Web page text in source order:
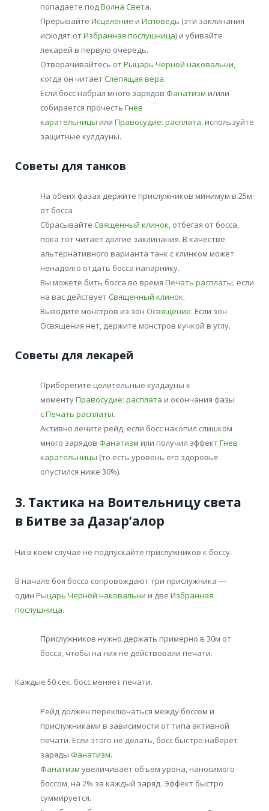
попадаете под Волна Света.
Прерывайте Исцеление и Исповедь (эти заклинания
исходят отИзбранная послушница) и убивайте
лекарей в первую очередь.
Отворачивайтесь отРыцарь Черной наковальни
когда он читаетСлепящая вера.
Если босс набрал много зарядов Фанатизм и/или
собирается прочесть Гнев
карательницы или Правосудие: расплата , используйте
защитные кулдауны.
Советы для танков
На обеих фазах держите прислужников минимум в 25м
от босса
Сбрасывайте Священный клинок, отбегая от босса,
пока тот читает долгие заклинания. В качестве
альтернативного варианта танк с клинком может
ненадолго отдать босса напарнику.
Вы можете бить босса во время Печать расплаты, если
на вас действуетСвященный клинок.
Выводите монстров из зон Освящение. Если зон
Освящения нет, держите монстров кучкой в углу.
Советы для лекарей
Приберегите целительные кулдауны к
моментуПравосудие: расплата и окончания фазы
сПечать расплаты.
Активно лечите рейд, если босс накопил слишком
много зарядов Фанатизм или получил эффектГнев
карательницы (то есть уровень его здоровья
опустился ниже 30%).
3. Тактика на Воительницу света
в Битве за Дазар’алор
Ни в коем случае не подпускайте прислужников к боссу.
В начале боя босса сопровождают три прислужника —
один Рыцарь Черной наковальни и две Избранная
послушница.
Прислужников нужно держать примерно в 30м от
босса, чтобы на них не действовали печати.
Каждые 50 сек. босс меняет печати.
Рейд должен переключаться между боссом и
прислужниками в зависимости от типа активной
печати. Если этого не делать, босс быстро наберет
заряды Фанатизм.
Фанатизм увеличивает объем урона, наносимого
боссом, на 2% за каждый заряд. Эффект быстро
суммируется.